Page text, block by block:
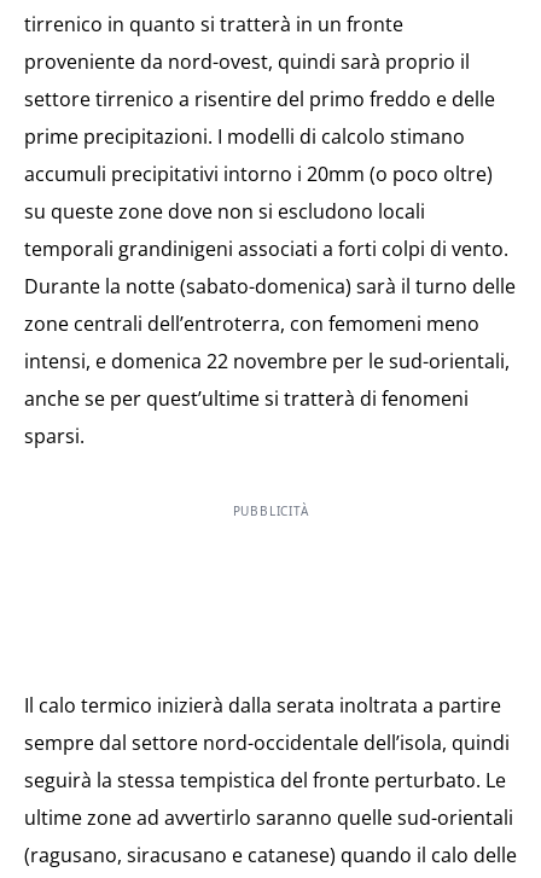
tirrenico in quanto si tratterà in un fronte
proveniente da nord-ovest, quindi sarà proprio il
settore tirrenico a risentire del primo freddo e delle
prime precipitazioni. I modelli di calcolo stimano
accumuli precipitativi intorno i 20mm (o poco oltre)
su queste zone dove non si escludono locali
temporali grandinigeni associati a forti colpi di vento.
Durante la notte (sabato-domenica) sarà il turno delle
zone centrali dell’entroterra, con femomeni meno
intensi, e domenica 22 novembre per le sud-orientali,
anche se per quest’ultime si tratterà di fenomeni
sparsi.
PUBBLICITÀ
Il calo termico inizierà dalla serata inoltrata a partire
sempre dal settore nord-occidentale dell’isola, quindi
seguirà la stessa tempistica del fronte perturbato. Le
ultime zone ad avvertirlo saranno quelle sud-orientali
(ragusano, siracusano e catanese) quando il calo delle